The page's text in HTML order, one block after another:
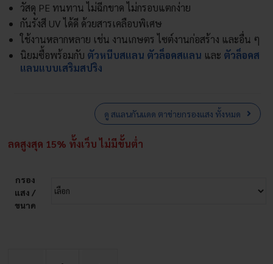
วัสดุ PE ทนทาน ไม่ฉีกขาด ไม่กรอบแตกง่าย
กันรังสี UV ได้ดี ด้วยสารเคลือบพิเศษ
ใช้งานหลากหลาย เช่น งานเกษตร ไซต์งานก่อสร้าง และอื่น ๆ
นิยมซื้อพร้อมกับ ตัวหนีบสแลน ตัวล็อคสแลน และ ตัวล็อคส
แลนแบบเสริมสปริง
ดู สแลนกันแดด ตาข่ายกรองแสง ทั้งหมด
ลดสูงสุด 15% ทั้งเว็บ ไม่มีขั้นต่ำ
กรอง
แสง /
ขนาด